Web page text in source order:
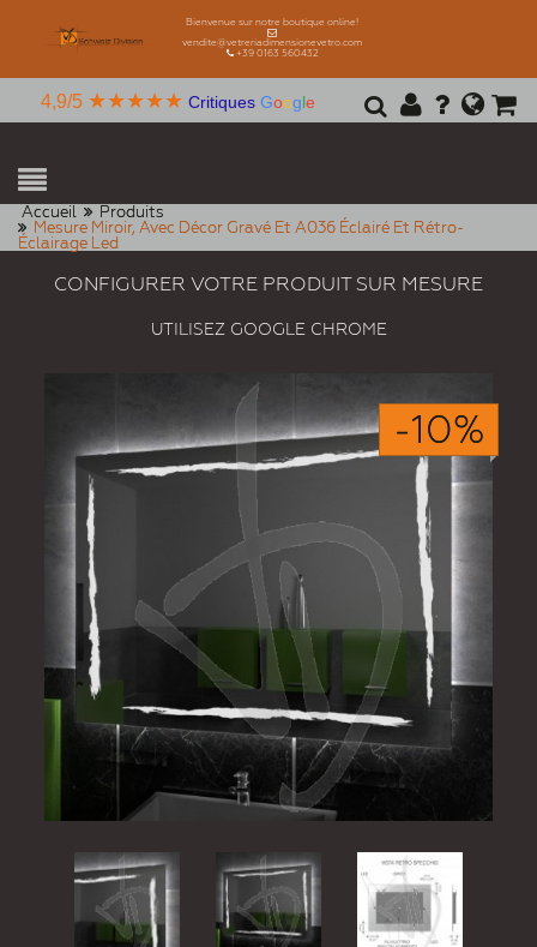
Bienvenue sur notre boutique online!
vendite@vetreriadimensionevetro.com
+39 0163 560432
4,9/5 ★★★★★ Critiques Google
Accueil
Produits
Mesure Miroir, Avec Décor Gravé Et A036 Éclairé Et Rétro-
Éclairage Led
CONFIGURER VOTRE PRODUIT SUR MESURE
UTILISEZ GOOGLE CHROME
-10%